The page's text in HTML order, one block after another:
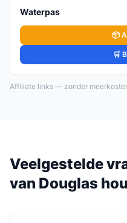
Waterpas
📦
🛒
Affiliate links — zonder
Veelgestelde
van Douglas